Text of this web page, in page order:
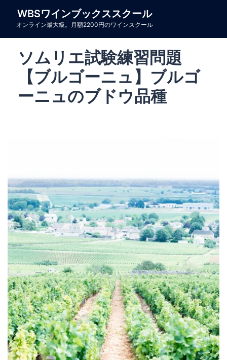
WBSワインブックススクール
オンライン最大級。月額2200円のワインスクール
ソムリエ試験練習問題
【ブルゴーニュ】ブルゴ
ーニュのブドウ品種